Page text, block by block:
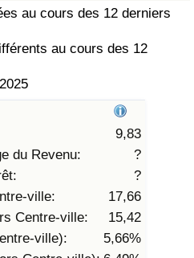
au cours des 12 derniers
au cours des 12
9,83
du Revenu:
?
?
ville:
17,66
Centre-ville:
15,42
ville):
5,66%
par Pays